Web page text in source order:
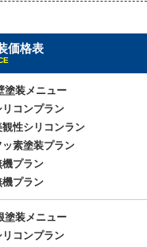
価格表
塗装メニュー
リコンプラン
観性シリコンラン
ッ素塗装プラン
機プラン
機プラン
塗装メニュー
リコンプラン